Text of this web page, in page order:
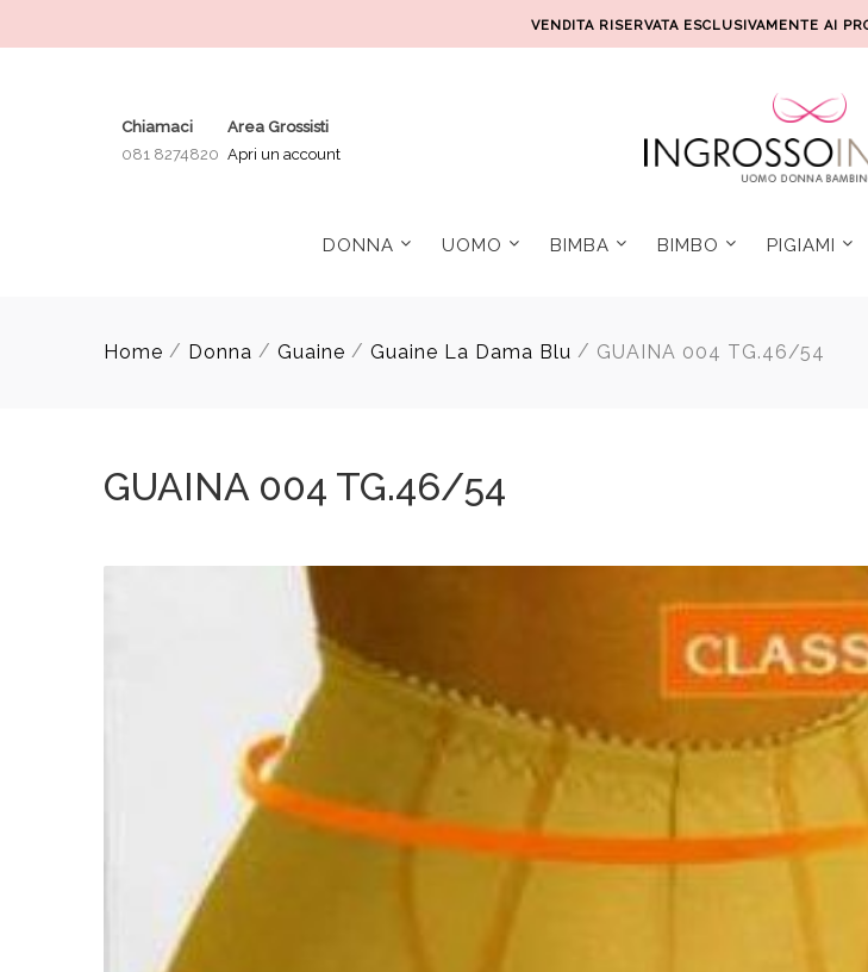
VENDITA RISERVATA ESCLUSIVAMENTE AI
Chiamaci
081 8274820
Area Grossisti
Apri un account
DONNA UOMO BIMBA BIMBO PIGIAMI
Home / Donna / Guaine / Guaine La Dama Blu / GUAINA 004 TG.46/54
GUAINA 004 TG.46/54